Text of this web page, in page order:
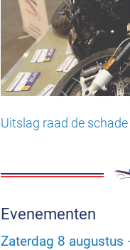
Uitslag raad de
Evenementen
Zaterdag 8